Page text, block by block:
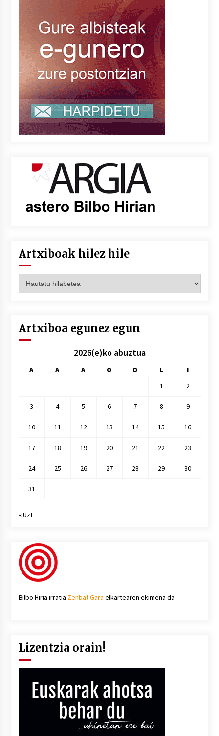
Artxiboak hilez hile
hilez
Artxiboa egunez egun
2026(e)ko abuztua
A A A O O L
I
1
2
3 4 5 6 7 8 9
10 11 12 13 14 15 16
17 18 19 20 21 22 23
24 25 26 27 28 29 30
31
« Uzt
Bilbo Hiria irratia Zenbat Gara elkartearen ekimena da.
Lizentzia orain!